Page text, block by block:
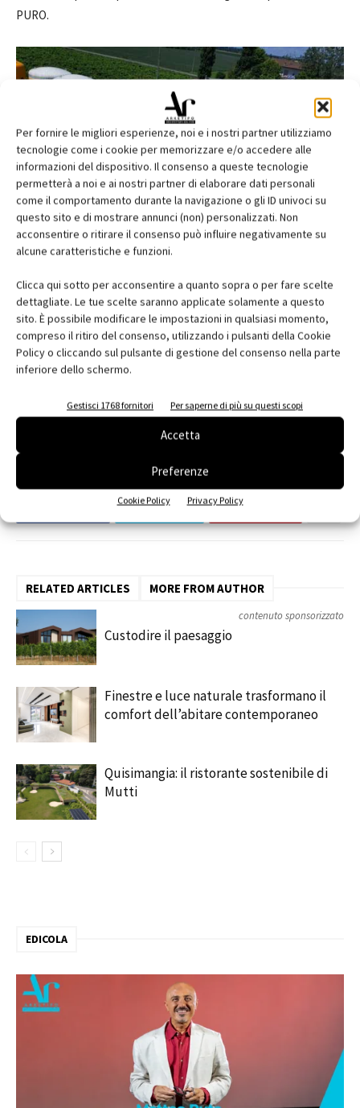
Per fornire le migliori esperienze, noi e i nostri partner utilizziamo
tecnologie come i cookie per memorizzare e/o accedere alle
informazioni del dispositivo. Il consenso a queste tecnologie
permetterà a noi e ai nostri partner di elaborare dati personali
come il comportamento durante la navigazione o gli ID univoci su
questo sito e di mostrare annunci (non) personalizzati. Non
acconsentire o ritirare il consenso può influire negativamente su
alcune caratteristiche e funzioni.
Clicca qui sotto per acconsentire a quanto sopra o per fare scelte
dettagliate. Le tue scelte saranno applicate solamente a questo
sito. È possibile modificare le impostazioni in qualsiasi momento,
compreso il ritiro del consenso, utilizzando i pulsanti della Cookie
Policy o cliccando sul pulsante di gestione del consenso nella parte
inferiore dello schermo.
Gestisci 1768 fornitori Per saperne di più su questi scopi
Accetta
Preferenze
Cookie Policy Privacy Policy
PURO.
TAGS acetaia
calce idraulica naturale
traspirabilità
Twitter
RELATED ARTICLES MORE FROM AUTHOR
contenuto sponsorizzato
Custodire il paesaggio
Finestre e luce naturale trasformano il
comfort dell’abitare contemporaneo
Quisimangia: il ristorante sostenibile di
Mutti
EDICOLA